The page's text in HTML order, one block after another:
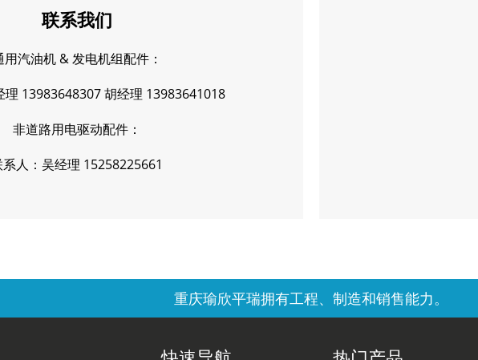
联系我们
用汽油机 & 发电机组配件：
理 13983648307 胡经理 13983641018
非道路用电驱动配件：
系人：吴经理 15258225661
重庆瑜欣平瑞拥有工程、制造和销售能力。